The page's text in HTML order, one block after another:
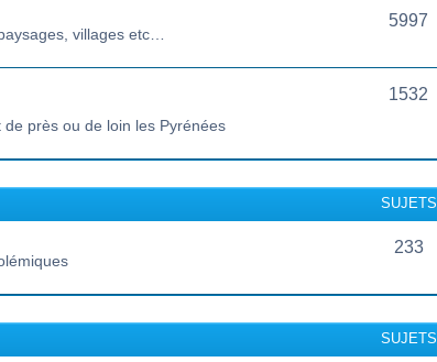
villages etc…
5997
près ou de loin les Pyrénées
1532
SUJETS
233
SUJETS